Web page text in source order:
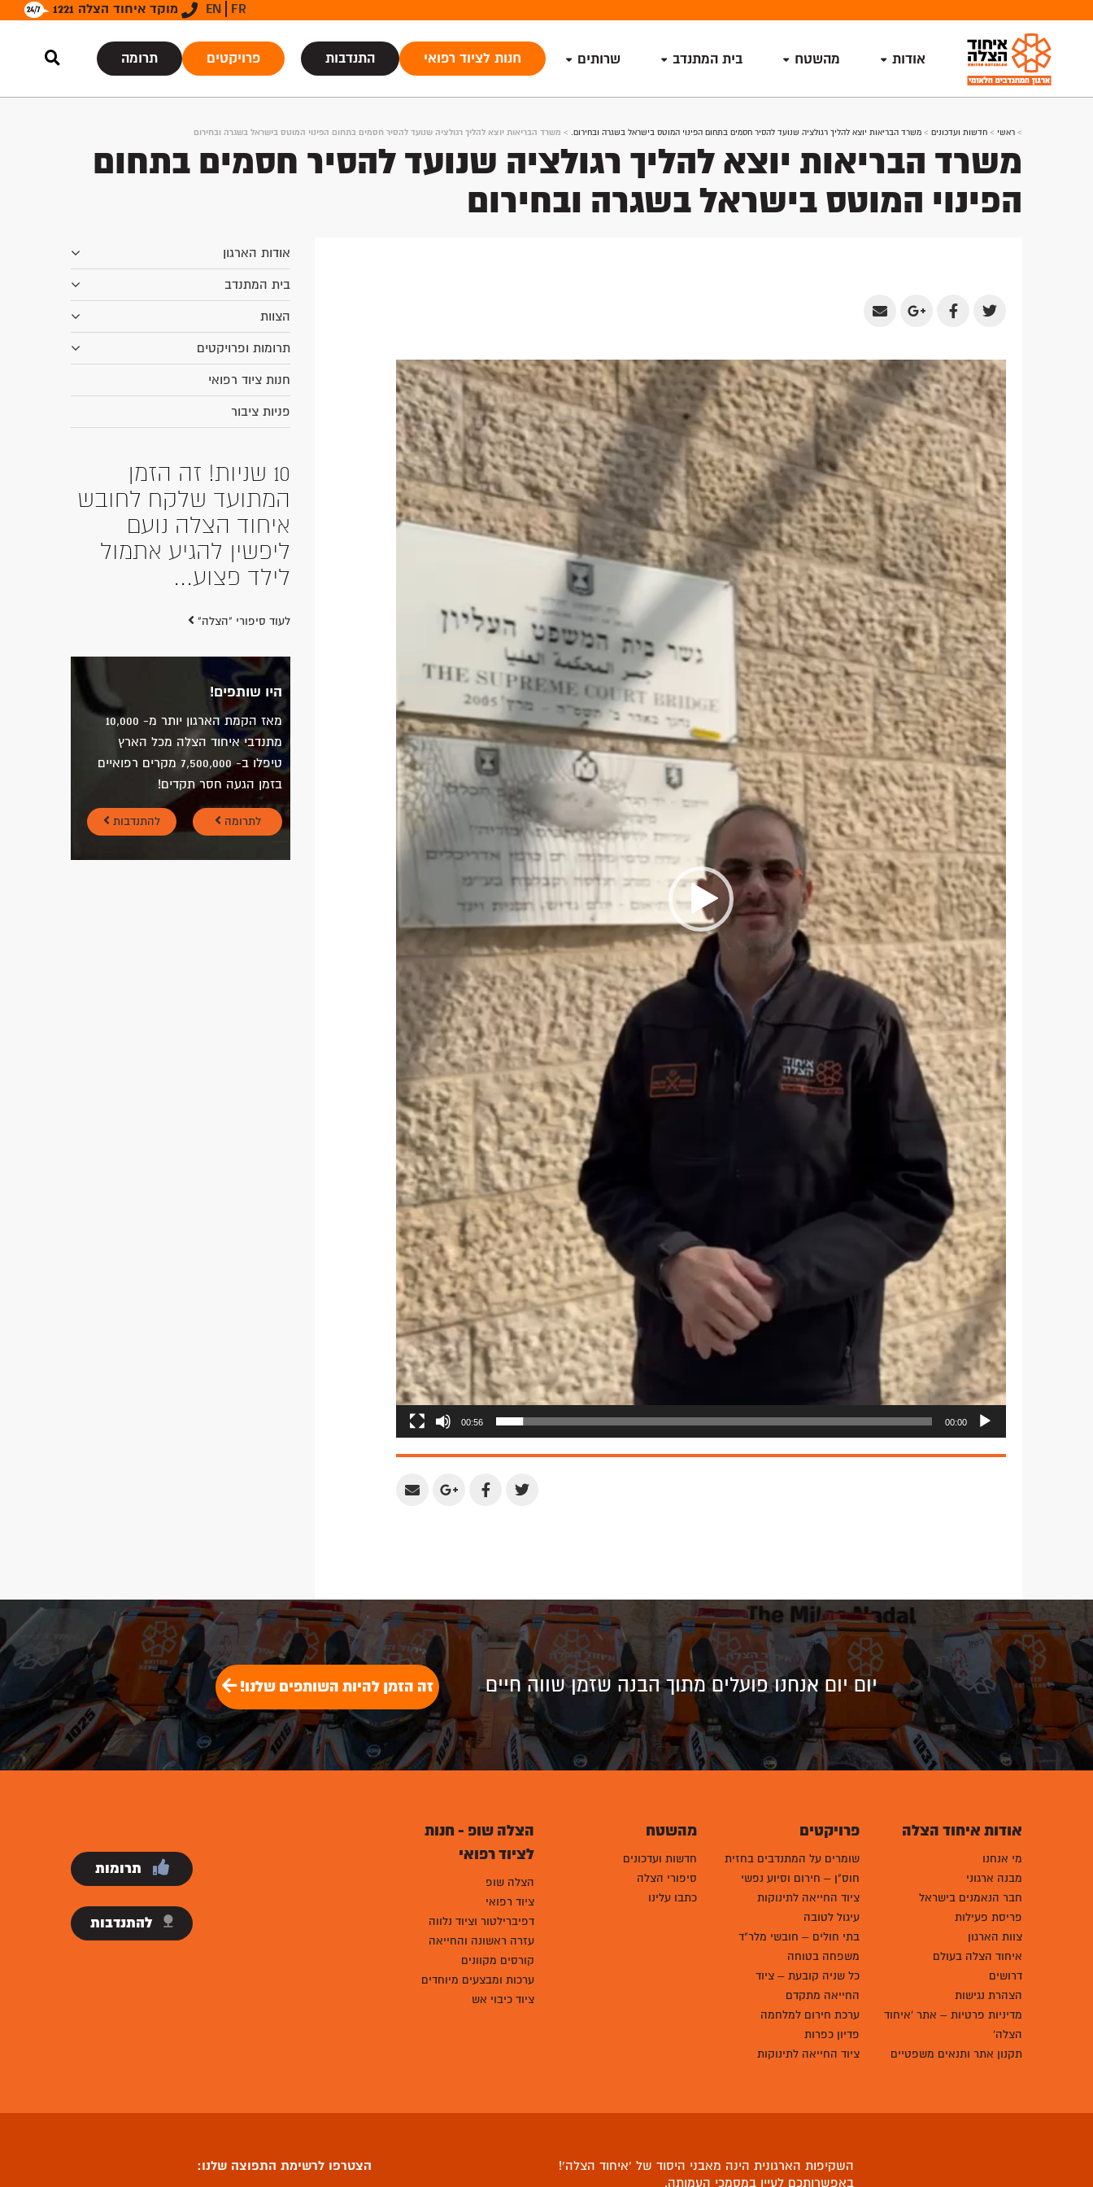
מוקד איחוד הצלה 1221 EN FR
אודות מהשטח בית המתנדב שרותים חנות לציוד רפואי התנדבות פרויקטים תרומה
> ראשי > חדשות ועדכונים > משרד הבריאות יוצא להליך רגולציה שנועד להסיר חסמים בתחום הפינוי המוטס בישראל בשגרה ובחירום. > משרד הבריאות יוצא להליך רגולציה שנועד להסיר חסמים בתחום הפינוי המוטס בישראל בשגרה ובחירום
משרד הבריאות יוצא להליך רגולציה שנועד להסיר חסמים בתחום
הפינוי המוטס בישראל בשגרה ובחירום
Share
Twitter
Share
Facebook
Share
Google
Plus
Share
Email
נגן
וידאו
00:00
00:56
Share
Share
Share
Share
אודות הארגון
בית המתנדב
הצוות
תרומות ופרויקטים
חנות ציוד רפואי
פניות ציבור
10 שניות! זה הזמן
המתועד שלקח לחובש
איחוד הצלה נועם
ליפשין להגיע אתמול
לילד פצוע...
לעוד סיפורי "הצלה"
היו שותפים!
מאז הקמת הארגון יותר מ- 10,000
מתנדבי איחוד הצלה מכל הארץ
טיפלו ב- 7,500,000 מקרים רפואיים
בזמן הגעה חסר תקדים!
לתרומה להתנדבות
יום יום אנחנו פועלים מתוך הבנה שזמן שווה חיים זה הזמן להיות השותפים שלנו!
אודות איחוד הצלה
מי אנחנו
מבנה ארגוני
חבר הנאמנים בישראל
פריסת פעילות
צוות הארגון
איחוד הצלה בעולם
דרושים
הצהרת נגישות
מדיניות פרטיות – אתר 'איחוד
הצלה'
תקנון אתר ותנאים משפטיים
פרויקטים
שומרים על המתנדבים בחזית
חוס"ן – חירום וסיוע נפשי
ציוד החייאה לתינוקות
עיגול לטובה
בתי חולים – חובשי מלר"ד
משפחה בטוחה
כל שניה קובעת – ציוד
החייאה מתקדם
ערכת חירום למלחמה
פדיון כפרות
ציוד החייאה לתינוקות
מהשטח
חדשות ועדכונים
סיפורי הצלה
כתבו עלינו
הצלה שופ - חנות
לציוד רפואי
הצלה שופ
ציוד רפואי
דפיברילטור וציוד נלווה
עזרה ראשונה והחייאה
קורסים מקוונים
ערכות ומבצעים מיוחדים
ציוד כיבוי אש
תרומות
להתנדבות
השקיפות הארגונית הינה מאבני היסוד של ‘איחוד הצלה’!
באפשרותכם לעייןבמסמכי העמותה.
הצטרפו לרשימת התפוצה שלנו: